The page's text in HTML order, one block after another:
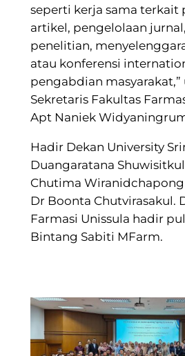
seperti kerja sama terkait
artikel, pengelolaan
penelitian,
atau konferensi
pengabdian
Sekretaris Fakultas
Apt Naniek
Hadir Dekan University
Duangaratana
Chutima Wiranidchapong
Dr Boonta Chutvirasakul.
Farmasi Unissula hadir
Bintang Sabiti MFarm.